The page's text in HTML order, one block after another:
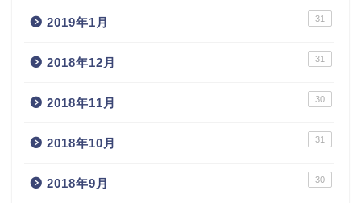
2019年1月 31
2018年12月 31
2018年11月 30
2018年10月 31
2018年9月 30